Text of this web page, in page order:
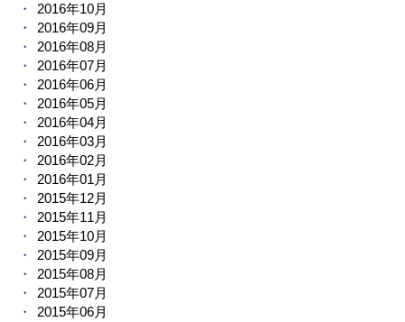
2016年10月
2016年09月
2016年08月
2016年07月
2016年06月
2016年05月
2016年04月
2016年03月
2016年02月
2016年01月
2015年12月
2015年11月
2015年10月
2015年09月
2015年08月
2015年07月
2015年06月